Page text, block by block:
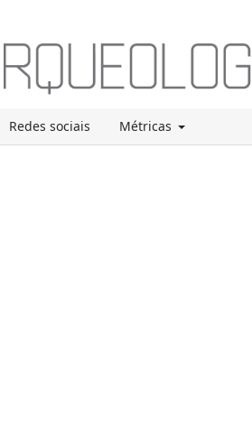
Redes sociais Métricas